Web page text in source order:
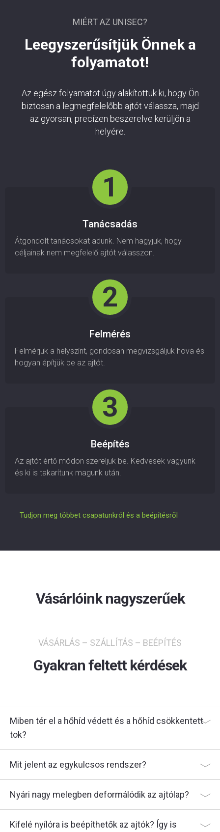
MIÉRT AZ UNISEC?
Leegyszerűsítjük Önnek a
folyamatot!
Az egész folyamatot úgy alakítottuk ki, hogy Ön
biztosan a legmegfelelőbb ajtót válassza, majd
az gyorsan, precízen beszerelve kerüljön a
helyére.
Tanácsadás
Átgondolt tanácsokat adunk. Nem hagyjuk, hogy
céljainak nem megfelelő ajtót válasszon.
Felmérés
Felmérjük a helyszínt, gondosan megvizsgáljuk hova és
hogyan építjük be az ajtót.
Beépítés
Az ajtót értő módon szereljük be. Kedvesek vagyunk
és ki is takarítunk magunk után.
Tudjon meg többet csapatunkról és a beépítésről
Vásárlóink nagyszerűek
VÁSÁRLÁS – SZÁLLÍTÁS – BEÉPÍTÉS
Gyakran feltett kérdések
Miben tér el a hőhíd védett és a hőhíd csökkentett
tok?
Mit jelent az egykulcsos rendszer?
Nyári nagy melegben deformálódik az ajtólap?
Kifelé nyílóra is beépíthetők az ajtók? Így is